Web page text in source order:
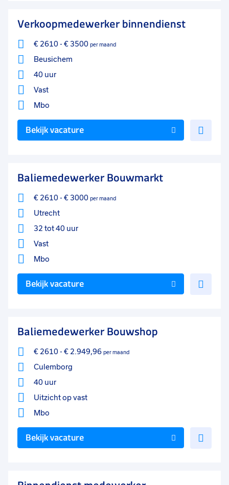
Verkoopmedewerker binnendienst
€ 2610- € 3500 per maand
Beusichem
40 uur
Vast
Mbo
Bekijk vacature
Baliemedewerker Bouwmarkt
€ 2610- € 3000 per maand
Utrecht
32 tot 40 uur
Vast
Mbo
Bekijk vacature
Baliemedewerker Bouwshop
€ 2610- € 2.949,96 per maand
Culemborg
40 uur
Uitzicht op vast
Mbo
Bekijk vacature